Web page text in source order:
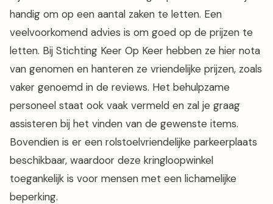
handig om op een aantal zaken te letten. Een
veelvoorkomend advies is om goed op de prijzen te
letten. Bij Stichting Keer Op Keer hebben ze hier nota
van genomen en hanteren ze vriendelijke prijzen, zoals
vaker genoemd in de reviews. Het behulpzame
personeel staat ook vaak vermeld en zal je graag
assisteren bij het vinden van de gewenste items.
Bovendien is er een rolstoelvriendelijke parkeerplaats
beschikbaar, waardoor deze kringloopwinkel
toegankelijk is voor mensen met een lichamelijke
beperking.